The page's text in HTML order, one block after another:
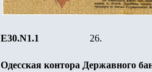
Е30.N1.1 26.
Одесская контора Державного